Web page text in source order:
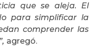
que se aleja. El
para simplificar la
comprender las
agregó.